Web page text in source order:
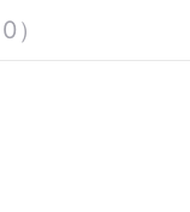
0 ）